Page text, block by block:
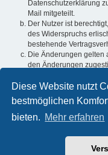
Diese Website nutzt
bestmöglichen
bieten. Mehr erfahren
Datenschutzerklärung
Mail mitgeteilt.
Der Nutzer ist
des Widerspruchs
bestehende
Die Änderungen gelten
den Änderungen
Informationen über den
in der
Powered by